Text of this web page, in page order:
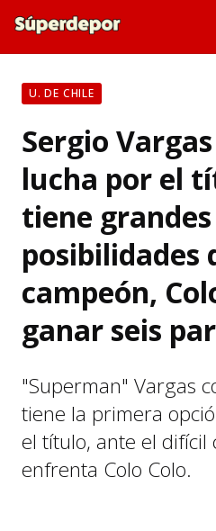
U. DE CHILE
Sergio
lucha por el
tiene grandes
posibilidades
campeón,
ganar seis
"Superman" Vargas
tiene la primera
el título, ante el difícil
enfrenta Colo Colo.